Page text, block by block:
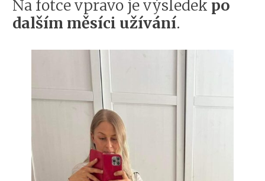
Na fotce vpravo je výsledek po
dalším měsíci užívání.